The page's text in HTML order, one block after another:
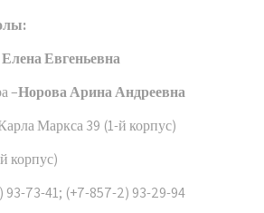
Евгеньевна
–Норова Арина Андреевна
Маркса 39 (1-й корпус)
корпус)
93-73-41; (+7-857-2) 93-29-94